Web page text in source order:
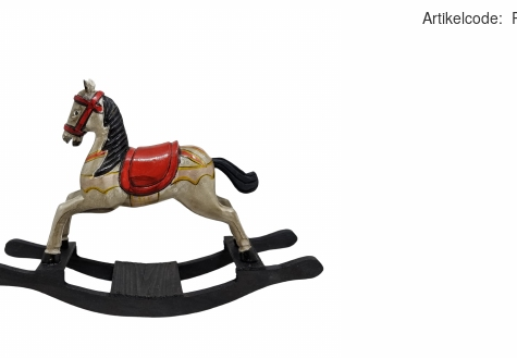
Artikelcode: